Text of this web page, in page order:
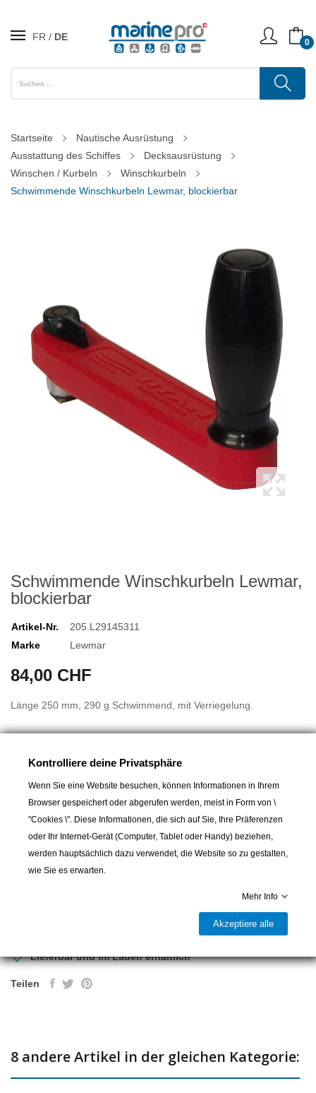
FR DE 0
Startseite
Nautische Ausrüstung
Ausstattung des Schiffes
Decksausrüstung
Winschen / Kurbeln
Winschkurbeln
Schwimmende Winschkurbeln Lewmar, blockierbar
Schwimmende Winschkurbeln Lewmar,
blockierbar
Artikel-Nr.
205.L29145311
Marke
Lewmar
84,00 CHF
Länge 250 mm, 290 g Schwimmend, mit Verriegelung.
sind so konstruiert, dass sie den harten Bedingungen auf See
standhalten.
Lieferbar und im Laden erhältlich
Teilen
8 andere Artikel in der gleichen Kategorie:
Kontrolliere deine Privatsphäre
Wenn Sie eine Website besuchen, können Informationen in Ihrem
Browser gespeichert oder abgerufen werden, meist in Form von \
"Cookies \". Diese Informationen, die sich auf Sie, Ihre Präferenzen
oder Ihr Internet-Gerät (Computer, Tablet oder Handy) beziehen,
werden hauptsächlich dazu verwendet, die Website so zu gestalten,
wie Sie es erwarten.
Mehr Info
Akzeptiere alle